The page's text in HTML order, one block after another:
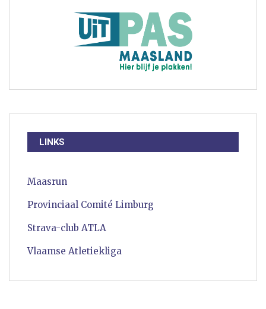
LINKS
Maasrun
Provinciaal Comité Limburg
Strava-club ATLA
Vlaamse Atletiekliga